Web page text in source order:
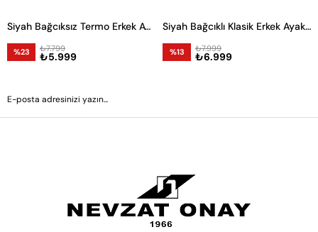
Siyah Bağcıksız Termo Erkek Ayakkabı
%23 ₺5.999
₺7.799
Siyah Bağcıklı Klasik Erkek Ayakkabı
%13 ₺6.999
₺7.999